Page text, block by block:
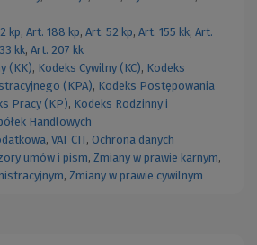
kp, Art. 188 kp, Art. 52 kp, Art. 155 kk, Art.
kk, Art. 207 kk
(KK), Kodeks Cywilny (KC), Kodeks
(KPA), Kodeks Postępowania
Pracy (KP), Kodeks Rodzinny i
Handlowych
, VAT CIT, Ochrona danych
umów i pism, Zmiany w prawie karnym,
, Zmiany w prawie cywilnym